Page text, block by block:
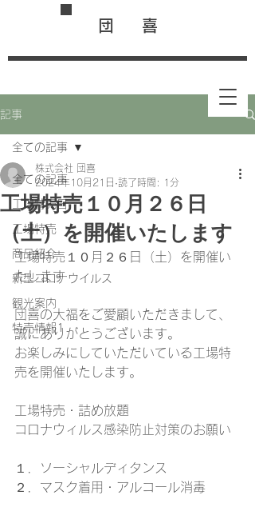
団 喜
記事
全ての記事
工場特売日
工場特売
商品紹介
新型コロナウイルス
観光案内
特売情報1
全ての記事
工場特売１０月２６日
（土）を開催いたします
株式会社 団喜
2024年10月21日 読了時間: 1分
工場特売１０月２６日（土）を開催い
たします
団喜の大福をご愛顧いただきまして、
誠にありがとうございます。
お楽しみにしていただいている工場特
売を開催いたします。
工場特売・詰め放題
コロナウィルス感染防止対策のお願い
１．ソーシャルディタンス
２．マスク着用・アルコール消毒